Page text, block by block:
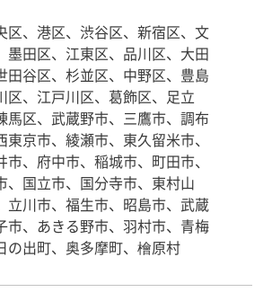
区、港区、渋谷区、新宿区、文
墨田区、江東区、品川区、大田
田谷区、杉並区、中野区、豊島
区、江戸川区、葛飾区、足立
馬区、武蔵野市、三鷹市、調布
京市、綾瀬市、東久留米市、
、府中市、稲城市、町田市、
、国立市、国分寺市、東村山
立川市、福生市、昭島市、武蔵
市、あきる野市、羽村市、青梅
の出町、奥多摩町、檜原村